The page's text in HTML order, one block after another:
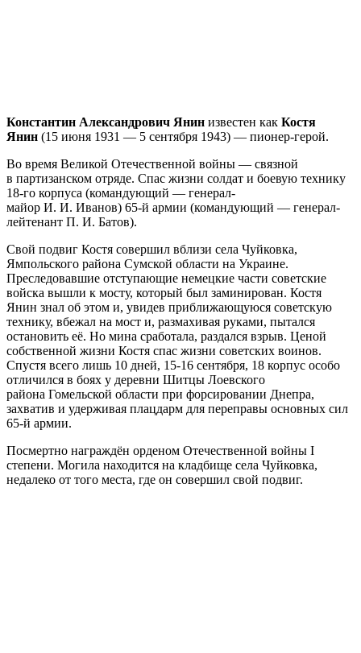
Константин Александрович Янин известен как Костя
Янин (15 июня 1931 — 5 сентября 1943) — пионер-герой.
Во время Великой Отечественной войны — связной
в партизанском отряде. Спас жизни солдат и боевую технику
18-го корпуса (командующий — генерал-
майор И. И. Иванов) 65-й армии (командующий — генерал-
лейтенант П. И. Батов).
Свой подвиг Костя совершил вблизи села Чуйковка,
Ямпольского района Сумской области на Украине.
Преследовавшие отступающие немецкие части советские
войска вышли к мосту, который был заминирован. Костя
Янин знал об этом и, увидев приближающуюся советскую
технику, вбежал на мост и, размахивая руками, пытался
остановить её. Но мина сработала, раздался взрыв. Ценой
собственной жизни Костя спас жизни советских воинов.
Спустя всего лишь 10 дней, 15-16 сентября, 18 корпус особо
отличился в боях у деревни Шитцы Лоевского
района Гомельской области при форсировании Днепра,
захватив и удерживая плацдарм для переправы основных сил
65-й армии.
Посмертно награждён орденом Отечественной войны I
степени. Могила находится на кладбище села Чуйковка,
недалеко от того места, где он совершил свой подвиг.